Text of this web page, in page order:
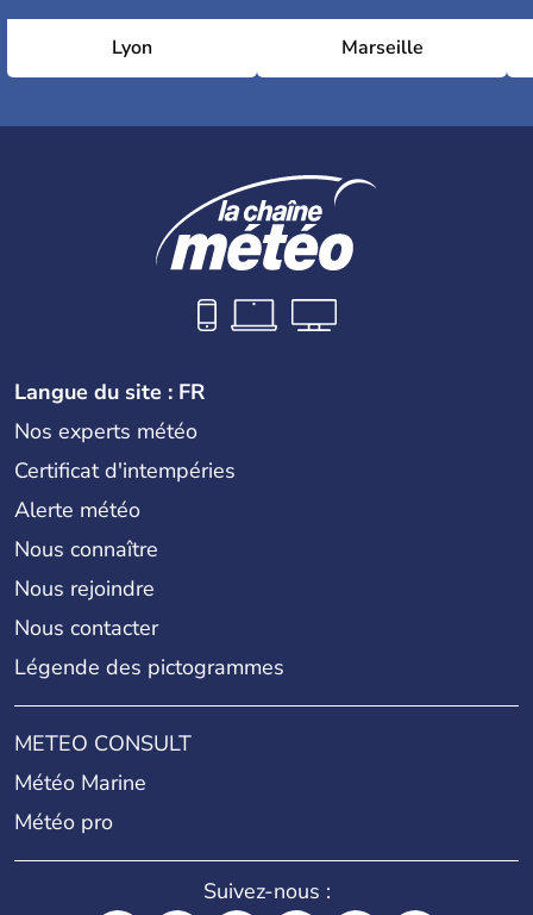
Lyon Marseille
Langue du site : FR
Nos experts météo
Certificat d'intempéries
Alerte météo
Nous connaître
Nous rejoindre
Nous contacter
Légende des pictogrammes
METEO CONSULT
Météo Marine
Météo pro
Suivez-nous :